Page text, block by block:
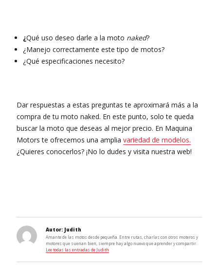
¿Qué uso deseo darle a la moto naked?
¿Manejo correctamente este tipo de motos?
¿Qué especificaciones necesito?
Dar respuestas a estas preguntas te aproximará más a la
compra de tu moto naked. En este punto, solo te queda
buscar la moto que deseas al mejor precio. En Maquina
Motors te ofrecemos una ampliavariedad de modelos.
¿Quieres conocerlos? ¡No lo dudes y visita nuestra web!
Autor:Judith
Amante de las motos desde pequeña. Entre rutas, charlas con otros moteros y
motores que suenan bien, siempre hay algo nuevo que aprender y compartir.
Lee todas las entradas de Judith